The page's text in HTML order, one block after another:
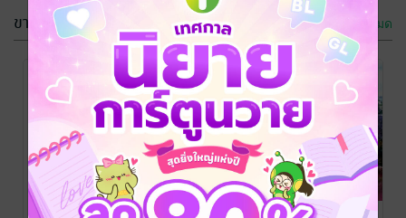
เธอ...คือปลาย
ทางแห่งรัก
Season 1 เล่ม
2 ตอน รักฉบับ
เคนหยก
หลอดน้อย
JINTANA
นิยายโรมานซ์
9 Rating
เธอ...คือปลาย
ทางแห่งรัก
Season 1 เล่ม
1 ตอน รักฉบับ
เคนหยก
หลอดน้อย
JINTANA
นิยายโรมานซ์
13 Rating
ขายดี ดูทั้งหมด
กรุณาเข้าสู่
ระบบก่อน
-60%
เธอ...คือปลาย
เธอ...คือปลาย